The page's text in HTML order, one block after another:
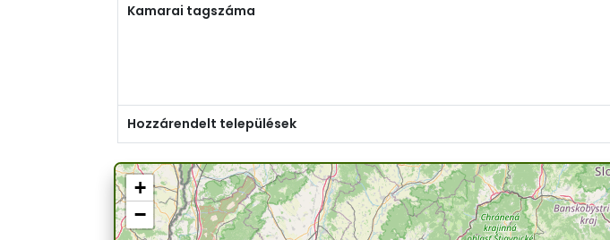
Kamarai tagszáma
Hozzárendelt települések
+
−